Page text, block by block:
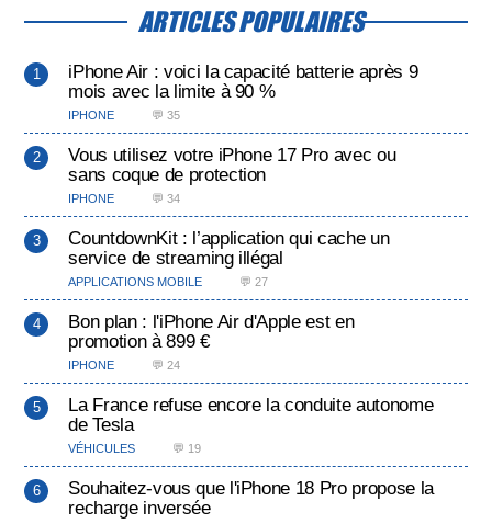
ARTICLES POPULAIRES
iPhone Air : voici la capacité batterie après 9
mois avec la limite à 90 %
IPHONE 💬 35
Vous utilisez votre iPhone 17 Pro avec ou
sans coque de protection
IPHONE 💬 34
CountdownKit : l’application qui cache un
service de streaming illégal
APPLICATIONS MOBILE 💬 27
Bon plan : l'iPhone Air d'Apple est en
promotion à 899 €
IPHONE 💬 24
La France refuse encore la conduite autonome
de Tesla
VÉHICULES 💬 19
Souhaitez-vous que l'iPhone 18 Pro propose la
recharge inversée